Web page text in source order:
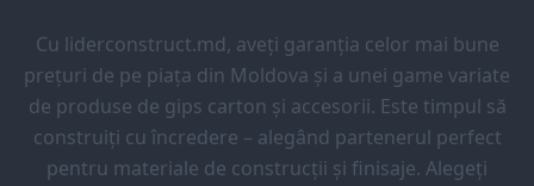
Cu liderconstruct.md, aveți garanția celor mai bune
prețuri de pe piața din Moldova și a unei game variate
de produse de gips carton și accesorii. Este timpul să
construiți cu încredere – alegând partenerul perfect
pentru materiale de construcții și finisaje. Alegeți